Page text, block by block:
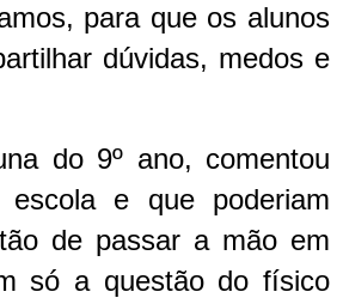
para que os alunos
dúvidas, medos e
do 9º ano, comentou
e que poderiam
de passar a mão em
só a questão do físico